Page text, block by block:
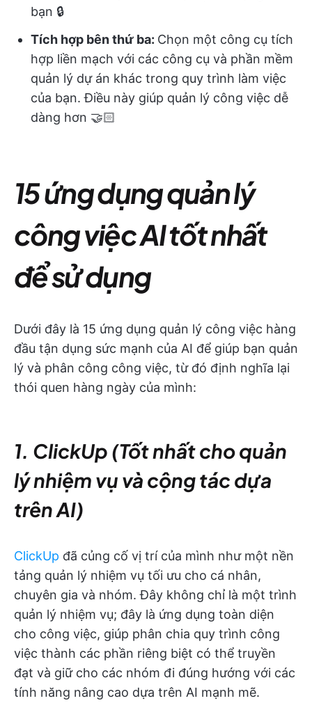
bạn 🔒
Tích hợp bên thứ ba: Chọn một công cụ tích
hợp liền mạch với các công cụ và phần mềm
quản lý dự án khác trong quy trình làm việc
của bạn. Điều này giúp quản lý công việc dễ
dàng hơn 🤝🏻
15 ứng dụng quản lý
công việc AI tốt nhất
để sử dụng
Dưới đây là 15 ứng dụng quản lý công việc hàng
đầu tận dụng sức mạnh của AI để giúp bạn quản
lý và phân công công việc, từ đó định nghĩa lại
thói quen hàng ngày của mình:
1. ClickUp (Tốt nhất cho quản
lý nhiệm vụ và cộng tác dựa
trên AI)
ClickUp đã củng cố vị trí của mình như một nền
tảng quản lý nhiệm vụ tối ưu cho cá nhân,
chuyên gia và nhóm. Đây không chỉ là một trình
quản lý nhiệm vụ; đây là ứng dụng toàn diện
cho công việc, giúp phân chia quy trình công
việc thành các phần riêng biệt có thể truyền
đạt và giữ cho các nhóm đi đúng hướng với các
tính năng nâng cao dựa trên AI mạnh mẽ.